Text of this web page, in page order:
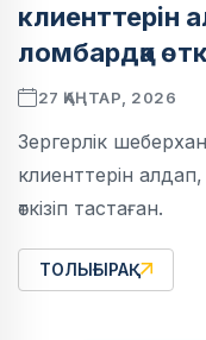
клиенттерін
ломбардқа
27 ҚАҢТАР, 2026
Зергерлік
клиенттерін
өткізіп тастаған.
ТОЛЫҒЫРАҚ